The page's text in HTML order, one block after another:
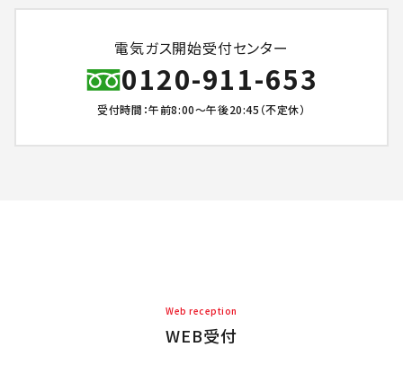
電気ガス開始受付センター
0120-911-653
受付時間：午前8:00～午後20:45（不定休）
Web reception
WEB受付